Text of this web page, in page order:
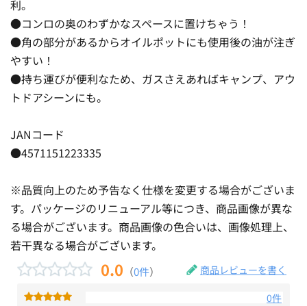
利。
●コンロの奥のわずかなスペースに置けちゃう！
●角の部分があるからオイルポットにも使用後の油が注ぎ
やすい！
●持ち運びが便利なため、ガスさえあればキャンプ、アウ
トドアシーンにも。
JANコード
●4571151223335
※品質向上のため予告なく仕様を変更する場合がございま
す。パッケージのリニューアル等につき、商品画像が異な
る場合がございます。商品画像の色合いは、画像処理上、
若干異なる場合がございます。
0.0 （0件） 商品レビューを書く
0件